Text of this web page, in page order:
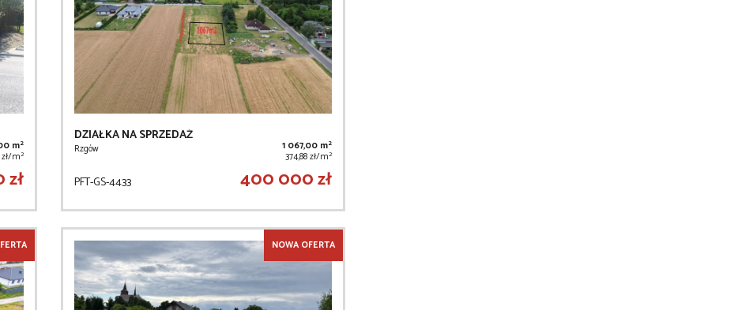
m2
zł/m2
DZIAŁKA NA SPRZEDAŻ
Rzgów 1 067,00 m2
374,88 zł/m2
PFT-GS-4433 400 000 zł
NOWA OFERTA